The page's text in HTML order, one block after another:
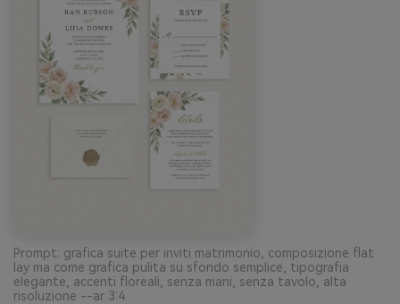
Prompt: grafica suite per inviti matrimonio, composizione flat
lay ma come grafica pulita su sfondo semplice, tipografia
elegante, accenti floreali, senza mani, senza tavolo, alta
risoluzione --ar 3:4